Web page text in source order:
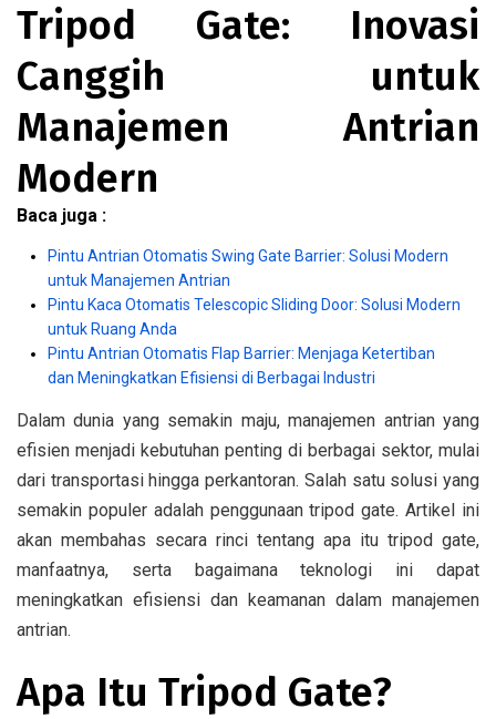
Tripod Gate: Inovasi
Canggih untuk
Manajemen Antrian
Modern
Baca juga :
Pintu Antrian Otomatis Swing Gate Barrier: Solusi Modern
untuk Manajemen Antrian
Pintu Kaca Otomatis Telescopic Sliding Door: Solusi Modern
untuk Ruang Anda
Pintu Antrian Otomatis Flap Barrier: Menjaga Ketertiban
dan Meningkatkan Efisiensi di Berbagai Industri
Dalam dunia yang semakin maju, manajemen antrian yang
efisien menjadi kebutuhan penting di berbagai sektor, mulai
dari transportasi hingga perkantoran. Salah satu solusi yang
semakin populer adalah penggunaan tripod gate. Artikel ini
akan membahas secara rinci tentang apa itu tripod gate,
manfaatnya, serta bagaimana teknologi ini dapat
meningkatkan efisiensi dan keamanan dalam manajemen
antrian.
Apa Itu Tripod Gate?